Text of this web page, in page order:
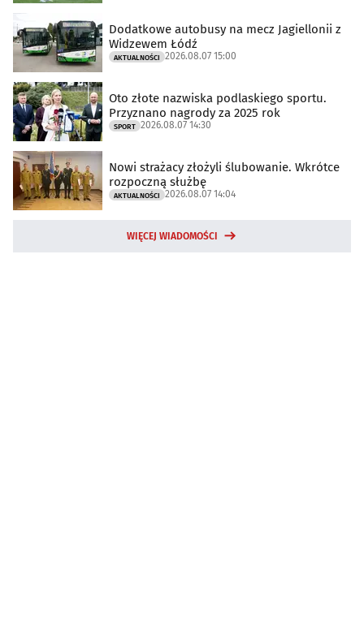
Dodatkowe autobusy na mecz Jagiellonii z
Widzewem Łódź
AKTUALNOŚCI 2026.08.07 15:00
Oto złote nazwiska podlaskiego sportu.
Przyznano nagrody za 2025 rok
SPORT 2026.08.07 14:30
Nowi strażacy złożyli ślubowanie. Wkrótce
rozpoczną służbę
AKTUALNOŚCI 2026.08.07 14:04
WIĘCEJ WIADOMOŚCI